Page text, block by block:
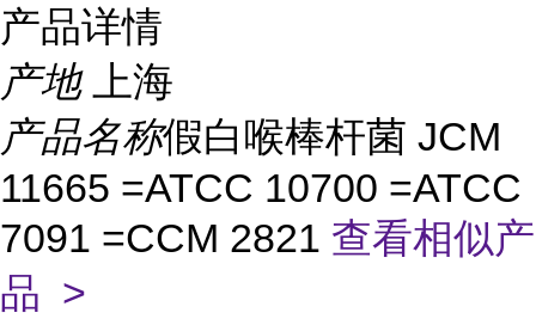
产品详情
产地
上海
产品名称假白喉棒杆菌 JCM
11665 =ATCC 10700 =ATCC
7091 =CCM 2821 查看相似产
品 >